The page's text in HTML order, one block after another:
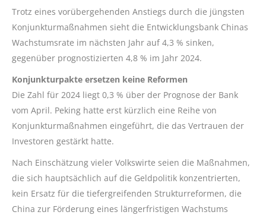
Trotz eines vorübergehenden Anstiegs durch die jüngsten
Konjunkturmaßnahmen sieht die Entwicklungsbank Chinas
Wachstumsrate im nächsten Jahr auf 4,3 % sinken,
gegenüber prognostizierten 4,8 % im Jahr 2024.
Konjunkturpakte ersetzen keine Reformen
Die Zahl für 2024 liegt 0,3 % über der Prognose der Bank
vom April. Peking hatte erst kürzlich eine Reihe von
Konjunkturmaßnahmen eingeführt, die das Vertrauen der
Investoren gestärkt hatte.
Nach Einschätzung vieler Volkswirte seien die Maßnahmen,
die sich hauptsächlich auf die Geldpolitik konzentrierten,
kein Ersatz für die tiefergreifenden Strukturreformen, die
China zur Förderung eines längerfristigen Wachstums